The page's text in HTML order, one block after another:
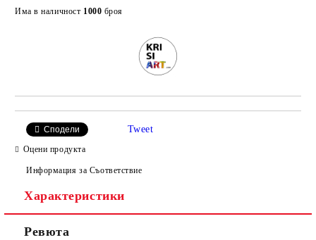
Има в наличност 1000 броя
Сподели Tweet
Оцени продукта
Информация за Съответствие
Характеристики
Ревюта